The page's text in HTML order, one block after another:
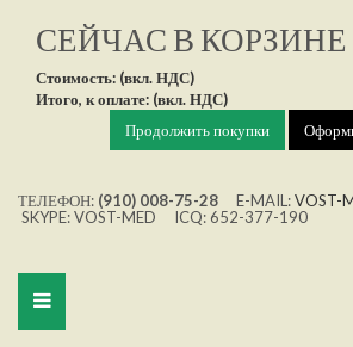
СЕЙЧАС В КОРЗИНЕ
Стоимость: (вкл. НДС)
Итого, к оплате: (вкл. НДС)
Продолжить покупки
ТЕЛЕФОН: (910) 008-75-28 E-MAIL:VOST-
SKYPE: VOST-MED ICQ: 652-377-190
Toggle